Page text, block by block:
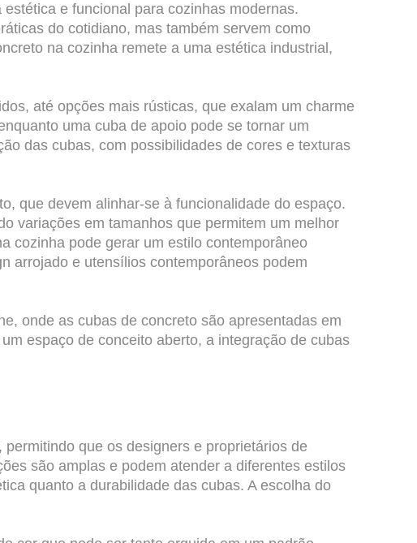
e funcional para cozinhas modernas.
do cotidiano, mas também servem como
na cozinha remete a uma estética industrial,
até opções mais rústicas, que exalam um charme
uma cuba de apoio pode se tornar um
das cubas, com possibilidades de cores e texturas
que devem alinhar-se à funcionalidade do espaço.
variações em tamanhos que permitem um melhor
cozinha pode gerar um estilo contemporâneo
arrojado e utensílios contemporâneos podem
onde as cubas de concreto são apresentadas em
espaço de conceito aberto, a integração de cubas
que os designers e proprietários de
são amplas e podem atender a diferentes estilos
quanto a durabilidade das cubas. A escolha do